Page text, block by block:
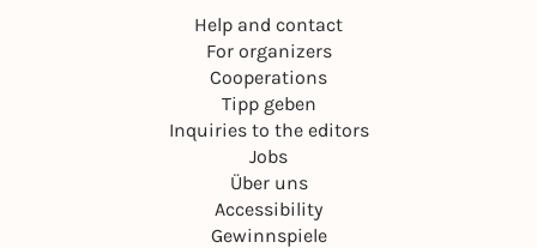
Help and contact
For organizers
Cooperations
Tipp geben
Inquiries to the editors
Jobs
Über uns
Accessibility
Gewinnspiele